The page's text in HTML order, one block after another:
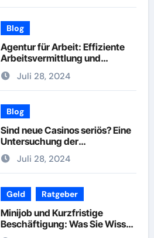
Blog
Agentur für Arbeit: Effiziente
Arbeitsvermittlung und
Karriereberatung
Juli 28, 2024
Blog
Sind neue Casinos seriös? Eine
Untersuchung der
Vertrauenswürdigkeit
Juli 28, 2024
Geld Ratgeber
Minijob und Kurzfristige
Beschäftigung: Was Sie Wissen
Müssen